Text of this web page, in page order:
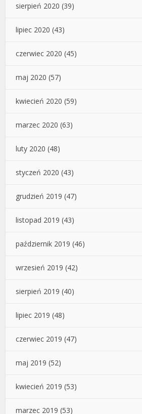
sierpień 2020 (39)
lipiec 2020 (43)
czerwiec 2020 (45)
maj 2020 (57)
kwiecień 2020 (59)
marzec 2020 (63)
luty 2020 (48)
styczeń 2020 (43)
grudzień 2019 (47)
listopad 2019 (43)
październik 2019 (46)
wrzesień 2019 (42)
sierpień 2019 (40)
lipiec 2019 (48)
czerwiec 2019 (47)
maj 2019 (52)
kwiecień 2019 (53)
marzec 2019 (53)